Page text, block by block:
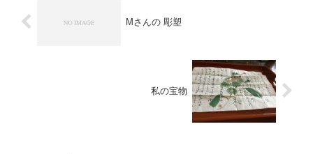
Mさんの 彫塑
私の宝物